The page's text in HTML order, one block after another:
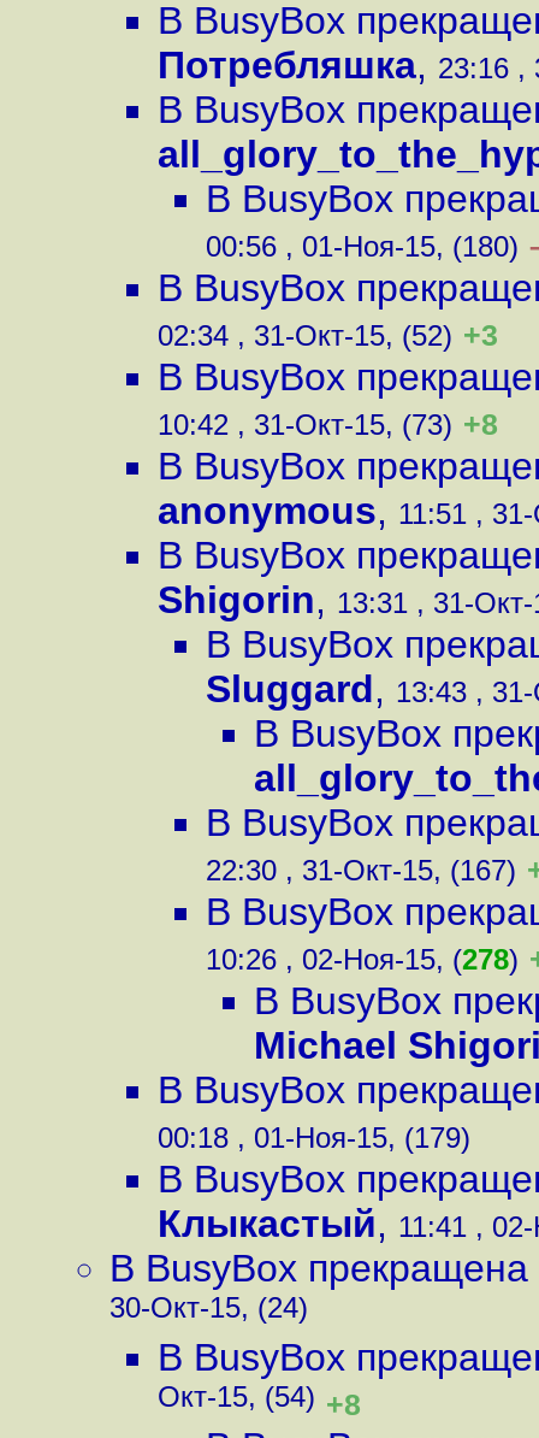
В BusyBox
Потребляшка, 23:16 ,
В BusyBox
В BusyBox
00:56 , 01-Ноя-15, (180)
В BusyBox
02:34 , 31-Окт-15, (52) +3
В BusyBox
10:42 , 31-Окт-15, (73) +8
В BusyBox
anonymous, 11:51 ,
В BusyBox
Shigorin, 13:31 , 31-
В BusyBox
Sluggard, 13:43 ,
В BusyBox
В BusyBox
22:30 , 31-Окт-15, (167)
В BusyBox
10:26 , 02-Ноя-15, (278)
В BusyBox
Michael
В BusyBox
00:18 , 01-Ноя-15, (179)
В BusyBox
Клыкастый, 11:41 ,
В BusyBox
30-Окт-15, (24)
В BusyBox
Окт-15, (54) +8